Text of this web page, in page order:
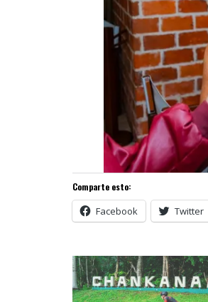
Comparte esto:
Facebook Twitter